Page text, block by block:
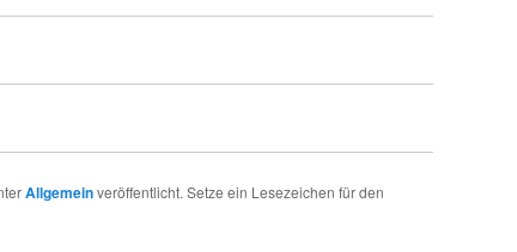
Allgemeinveröffentlicht. Setze ein Lesezeichen für den